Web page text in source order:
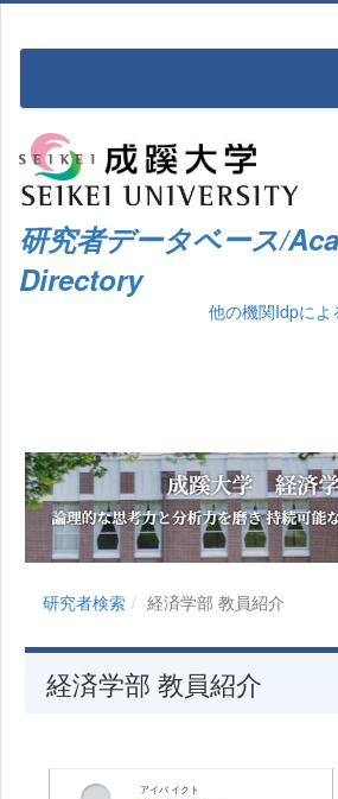
研究者データベース/
Directory
他の機関Idpによ
研究者検索 経済学部 教員紹介
経済学部 教員紹介
アイバ イクト